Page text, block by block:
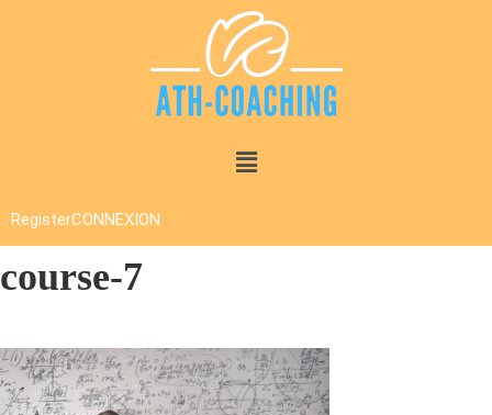
RegisterCONNEXION
course-7